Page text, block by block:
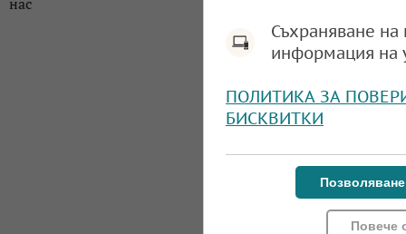
Съхраняване
информация на
ПОЛИТИКА ЗА
БИСКВИТКИ
Повече